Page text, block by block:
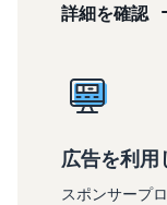
詳細を確認
広告を利用
スポンサープ